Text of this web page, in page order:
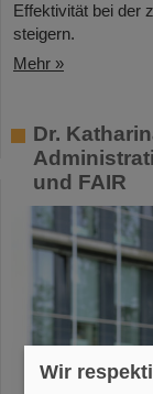
Effektivität bei der
steigern.
Mehr »
Dr.
und FAIR
Wir